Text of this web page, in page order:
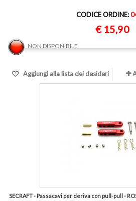
CODICE ORDINE:
€ 15,90
NON DISPONIBILE
Aggiungi alla lista dei desideri
SECRAFT - Passacavi per deriva con pull-pull -